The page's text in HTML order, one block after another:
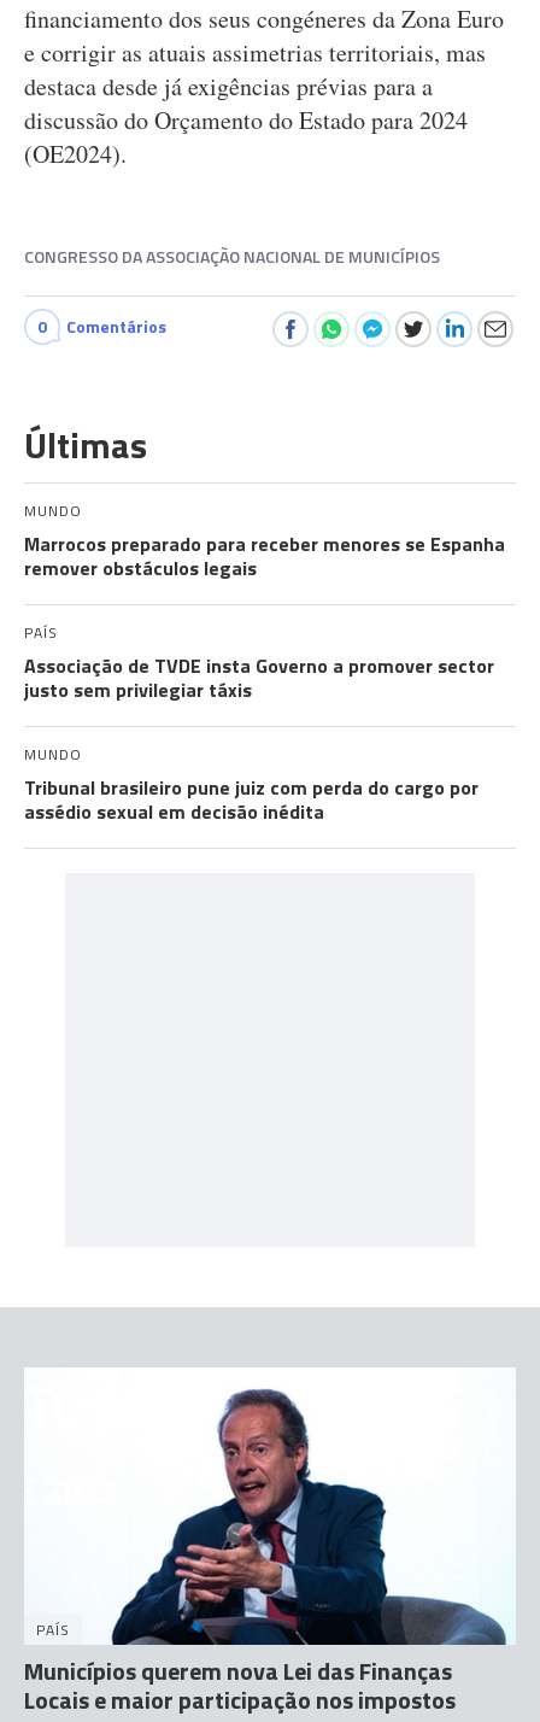
financiamento dos seus congéneres da Zona Euro
e corrigir as atuais assimetrias territoriais, mas
destaca desde já exigências prévias para a
discussão do Orçamento do Estado para 2024
(OE2024).
CONGRESSO DA ASSOCIAÇÃO NACIONAL DE MUNICÍPIOS
0 Comentários
Últimas
MUNDO
Marrocos preparado para receber menores se Espanha
remover obstáculos legais
PAÍS
Associação de TVDE insta Governo a promover sector
justo sem privilegiar táxis
MUNDO
Tribunal brasileiro pune juiz com perda do cargo por
assédio sexual em decisão inédita
PAÍS
Municípios querem nova Lei das Finanças
Locais e maior participação nos impostos